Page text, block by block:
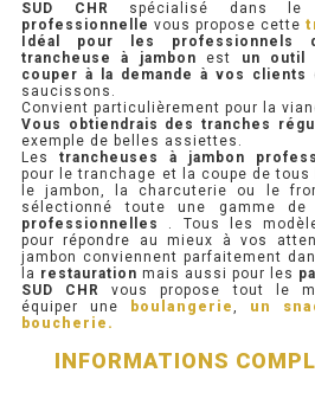
PROFONDEUR 400
PROFONDEUR 300 INOX
PROFONDEUR 400 INOX
ARMOIRE RÉFRIGÉRÉE
RÉFRIGÉRATEUR
RÉFRIGÉRATEUR VITRÉ
RÉFRI / CONGÉL
SUD CHR spécialisé dans le
professionnelle vous propose cette
Idéal pour les professionnels
trancheuse à jambon est
un outil
couper à la demande à vos clients
saucissons.
Convient particulièrement pour la
Vous obtiendrais des tranches
exemple de belles assiettes.
Les trancheuses à jambon
pour le tranchage et la coupe de
le jambon, la charcuterie ou le
sélectionné toute une gamme de
professionnelles
. Tous les
pour répondre au mieux à vos
jambon conviennent parfaitement
la restauration mais aussi pour les
SUD CHR
vous propose tout le
équiper une
boulangerie, un
boucherie.
INFORMATIONS